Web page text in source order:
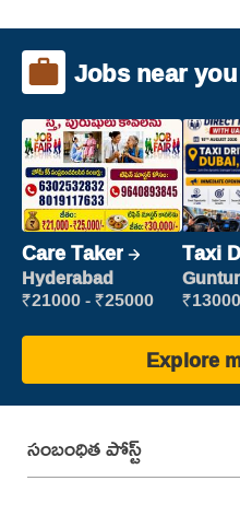
Jobs near you
Care Taker
Hyderabad
₹21000 - ₹25000
Taxi
Guntur
Explore
సంబంధిత పోస్ట్